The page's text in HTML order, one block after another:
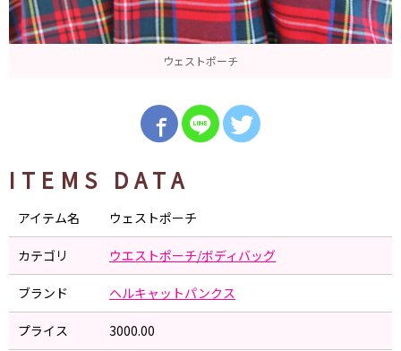
ウェストポーチ
ITEMS DATA
アイテム名 ウェストポーチ
カテゴリ ウエストポーチ/ボディバッグ
ブランド ヘルキャットパンクス
プライス 3000.00